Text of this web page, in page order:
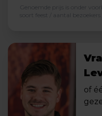
Genoemde prijs is onder
soort feest / aantal
of